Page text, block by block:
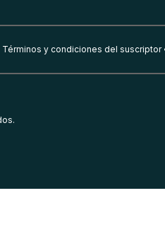
Términos y condiciones del suscriptor